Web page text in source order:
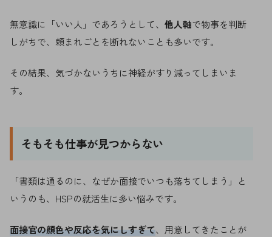
無意識に「いい人」であろうとして、 他人軸で物事を判断
しがちで、頼まれごとを断れないことも多いです。
その結果、気づかないうちに神経がすり減ってしまいま
す。
そもそも仕事が見つからない
「書類は通るのに、なぜか面接でいつも落ちてしまう」と
いうのも、HSPの就活生に多い悩みです。
面接官の顔色や反応を気にしすぎて、用意してきたことが